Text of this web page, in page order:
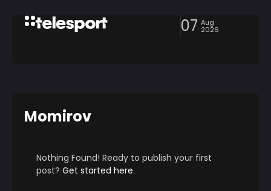
07 Aug
2026
Momirov
Nothing Found! Ready to publish your first
post? Get started here.